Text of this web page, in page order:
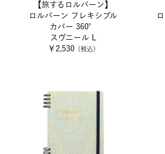
【旅するロルバーン】
ロルバーン フレキシブル
カバー 360°
スヴニール L
￥2,530（税込）